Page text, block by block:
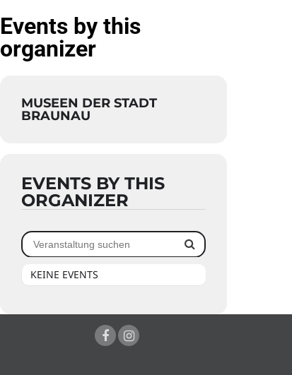
Events by this
organizer
MUSEEN DER STADT
BRAUNAU
EVENTS BY THIS
ORGANIZER
KEINE EVENTS